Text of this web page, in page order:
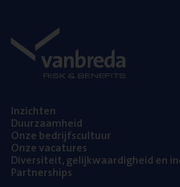
Inzich­ten
Duur­zaam­heid
Onze bedrijfs­cul­tuur
Onze vaca­tu­res
Diver­si­teit, gelijk­waar­dig­heid en
Part­ner­ships